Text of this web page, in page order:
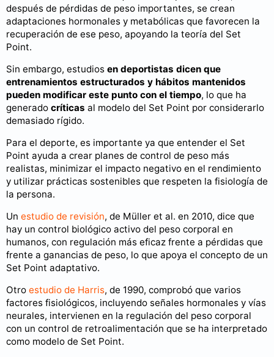
después de pérdidas de peso importantes, se crean
adaptaciones hormonales y metabólicas que favorecen la
recuperación de ese peso, apoyando la teoría del Set
Point.
Sin embargo, estudios en deportistas dicen que
entrenamientos estructurados y hábitos mantenidos
pueden modificar este punto con el tiempo, lo que ha
generado críticas al modelo del Set Point por considerarlo
demasiado rígido.
Para el deporte, es importante ya que entender el Set
Point ayuda a crear planes de control de peso más
realistas, minimizar el impacto negativo en el rendimiento
y utilizar prácticas sostenibles que respeten la fisiología de
la persona.
Un estudio de revisión, de Müller et al. en 2010, dice que
hay un control biológico activo del peso corporal en
humanos, con regulación más eficaz frente a pérdidas que
frente a ganancias de peso, lo que apoya el concepto de un
Set Point adaptativo.
Otro estudio de Harris, de 1990, comprobó que varios
factores fisiológicos, incluyendo señales hormonales y vías
neurales, intervienen en la regulación del peso corporal
con un control de retroalimentación que se ha interpretado
como modelo de Set Point.